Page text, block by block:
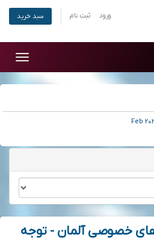
ورود ثبت نام سبد خرید
خصوصی آلمان - توجه